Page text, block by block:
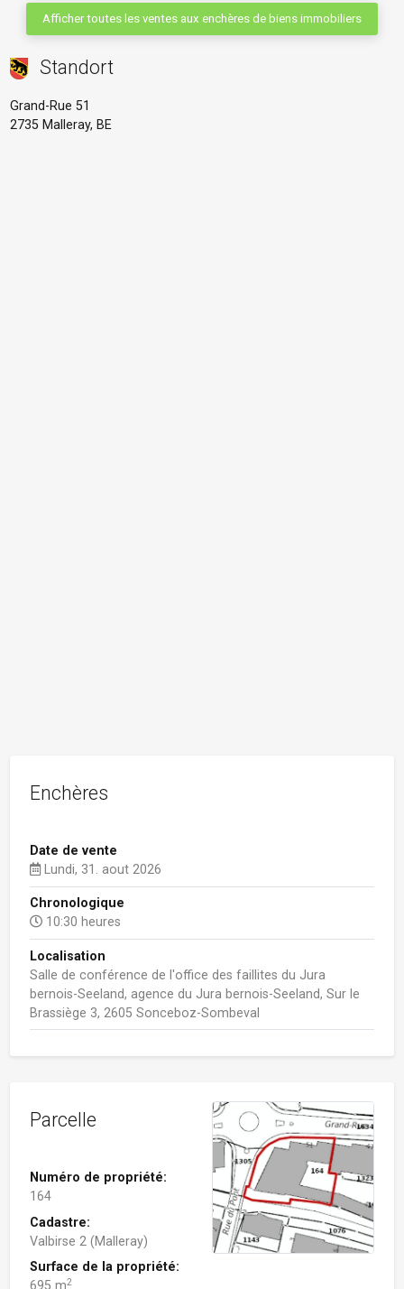
Afficher toutes les ventes aux enchères de biens immobiliers
Standort
Grand-Rue 51
2735 Malleray, BE
Enchères
Date de vente
Lundi, 31. aout 2026
Chronologique
10:30 heures
Localisation
Salle de conférence de l'office des faillites du Jura
bernois-Seeland, agence du Jura bernois-Seeland, Sur le
Brassiège 3, 2605 Sonceboz-Sombeval
Parcelle
Numéro de propriété:
164
Cadastre:
Valbirse 2 (Malleray)
Surface de la propriété:
695 m2